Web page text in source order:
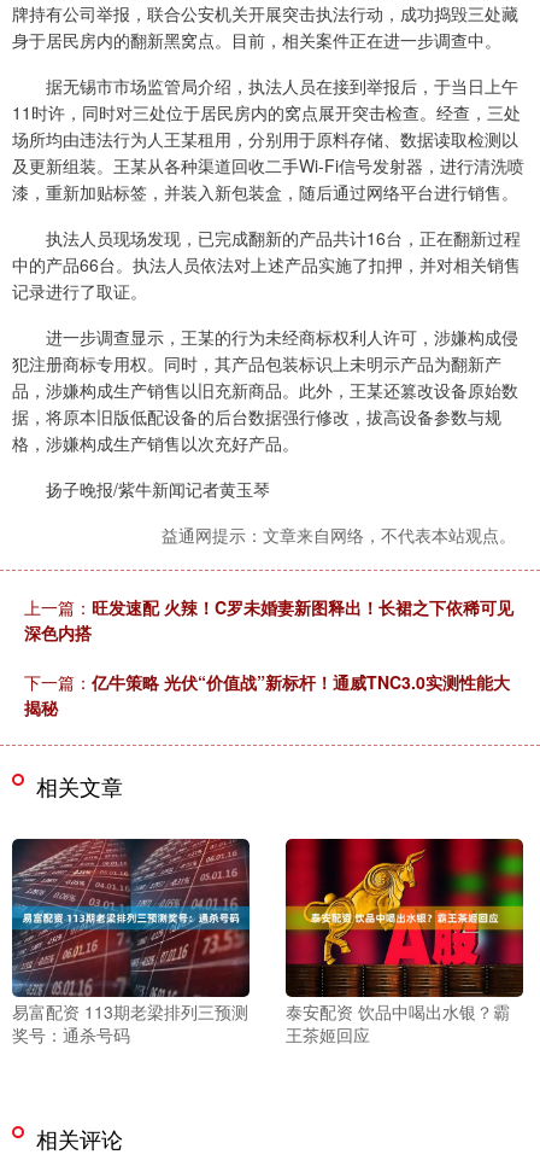
牌持有公司举报，联合公安机关开展突击执法行动，成功捣毁三处藏
身于居民房内的翻新黑窝点。目前，相关案件正在进一步调查中。
据无锡市市场监管局介绍，执法人员在接到举报后，于当日上午
11时许，同时对三处位于居民房内的窝点展开突击检查。经查，三处
场所均由违法行为人王某租用，分别用于原料存储、数据读取检测以
及更新组装。王某从各种渠道回收二手Wi-Fi信号发射器，进行清洗喷
漆，重新加贴标签，并装入新包装盒，随后通过网络平台进行销售。
执法人员现场发现，已完成翻新的产品共计16台，正在翻新过程
中的产品66台。执法人员依法对上述产品实施了扣押，并对相关销售
记录进行了取证。
进一步调查显示，王某的行为未经商标权利人许可，涉嫌构成侵
犯注册商标专用权。同时，其产品包装标识上未明示产品为翻新产
品，涉嫌构成生产销售以旧充新商品。此外，王某还篡改设备原始数
据，将原本旧版低配设备的后台数据强行修改，拔高设备参数与规
格，涉嫌构成生产销售以次充好产品。
扬子晚报/紫牛新闻记者黄玉琴
益通网提示：文章来自网络，不代表本站观点。
上一篇： 旺发速配 火辣！C罗未婚妻新图释出！长裙之下依稀可见
深色内搭
下一篇： 亿牛策略 光伏“价值战”新标杆！通威TNC3.0实测性能大
揭秘
相关文章
易富配资 113期老梁排列三预测
奖号：通杀号码
泰安配资 饮品中喝出水银？霸
王茶姬回应
相关评论